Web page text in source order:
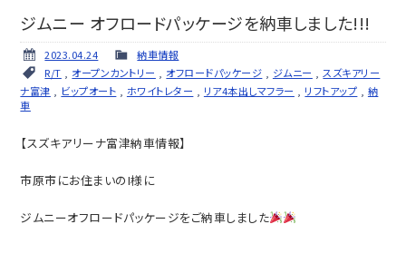
ジムニー オフロードパッケージを納車しました!!!
2023.04.24
納車情報
R/T
オープンカントリー オフロードパッケージ ジムニー
スズキアリー
ナ富津
ビップオート ホワイトレター リア4本出しマフラー リフトアップ
納
車
【スズキアリーナ富津納車情報】
市原市にお住まいのI様に
ジムニーオフロードパッケージをご納車しました